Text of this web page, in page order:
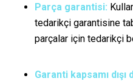
Parça garantisi:
tedarikçi garantisine
parçalar için tedarikçi
Garanti kapsamı dışı